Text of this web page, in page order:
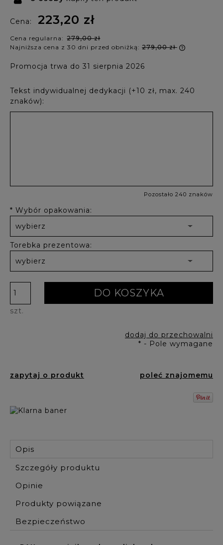
Cena: 223,20 zł
Cena regularna: 279,00 zł
Najniższa cena z 30 dni przed obniżką: 279,00 zł
Promocja trwa do 31 sierpnia 2026
Tekst indywidualnej dedykacji (+10 zł, max. 240
znaków):
Pozostało 240 znaków
* Wybór opakowania:
Torebka prezentowa:
szt.
DO KOSZYKA
dodaj do przechowalni
* - Pole wymagane
zapytaj o produkt poleć znajomemu
Opis
Szczegóły produktu
Opinie
Produkty powiązane
Bezpieczeństwo